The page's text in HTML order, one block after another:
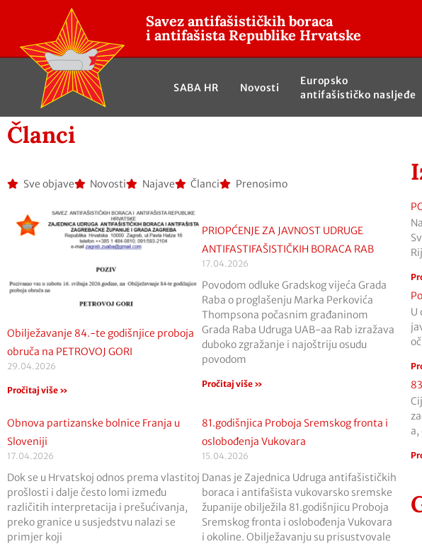
Savez antifašističkih boraca
i antifašista Republike Hrvatske
SABA HR Novosti
Europsko
antifašističko nasljeđe
Članci
Sve objave Novosti Najave Članci Prenosimo
Obilježavanje 84.-te godišnjice proboja
obruča na PETROVOJ GORI
29.04.2026
Pročitaj više »
PRIOPĆENJE ZA JAVNOST UDRUGE
ANTIFASTIFAŠISTIČKIH BORACA RAB
17.04.2026
Povodom odluke Gradskog vijeća Grada
Raba o proglašenju Marka Perkovića
Thompsona počasnim građaninom
Grada Raba Udruga UAB-aa Rab izražava
duboko zgražanje i najoštriju osudu
povodom
Pročitaj više »
Obnova partizanske bolnice Franja u
Sloveniji
17.04.2026
Dok se u Hrvatskoj odnos prema vlastitoj
prošlosti i dalje često lomi između
različitih interpretacija i prešućivanja,
preko granice u susjedstvu nalazi se
primjer koji
81.godišnjica Proboja Sremskog fronta i
oslobođenja Vukovara
15.04.2026
Danas je Zajednica Udruga antifašističkih
boraca i antifašista vukovarsko sremske
županije obilježila 81.godišnjicu Proboja
Sremskog fronta i oslobođenja Vukovara
i okoline. Obilježavanju su prisustvovale
U
a,